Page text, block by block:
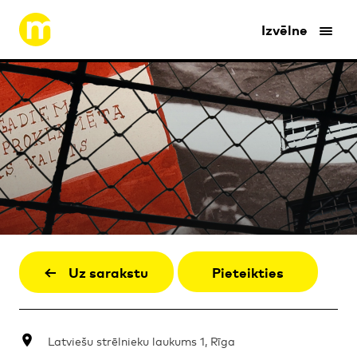
Izvēlne
Uz sarakstu Pieteikties
Latviešu strēlnieku laukums 1, Rīga